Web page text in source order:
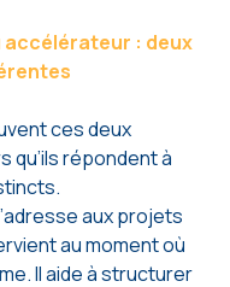
: deux
ces deux
qu’ils répondent à
aux projets
au moment où
Il aide à structurer